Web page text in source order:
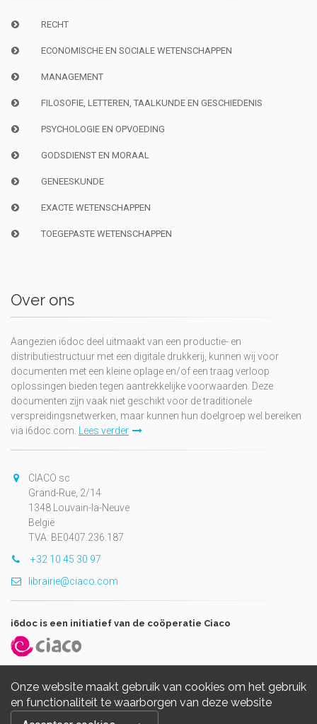
Onze website maakt gebruik van cookies om het gebruik
en functionaliteit te waarborgen van deze website
RECHT
ECONOMISCHE EN SOCIALE WETENSCHAPPEN
MANAGEMENT
FILOSOFIE, LETTEREN, TAALKUNDE EN GESCHIEDENIS
PSYCHOLOGIE EN OPVOEDING
GODSDIENST EN MORAAL
GENEESKUNDE
EXACTE WETENSCHAPPEN
TOEGEPASTE WETENSCHAPPEN
Over ons
Aangezien i6doc deel uitmaakt van een productie- en
distributiestructuur met een digitale drukkerij, kunnen wij voor
documenten met een kleine oplage en/of een traag verloop
oplossingen bieden tegen aantrekkelijke voorwaarden. Deze
documenten zijn vaak niet geschikt voor de traditionele
verspreidingsnetwerken, maar kunnen hun doelgroep wel bereiken
via i6doc.com. Lees verder
CIACO sc
Grand-Rue, 2/14
1348 Louvain-la-Neuve
België
TVA: BE0407.236.187
+32 10 45 30 97
librairie@ciaco.com
i6doc is een initiatief van de coöperatie Ciaco